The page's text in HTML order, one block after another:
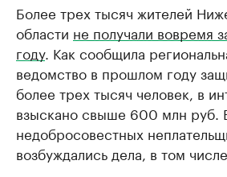
Более трех тысяч жителей
области не получали вовремя
году. Как сообщила
ведомство в прошлом году
более трех тысяч человек, в
взыскано свыше 600 млн руб.
недобросовестных
возбуждались дела, в том